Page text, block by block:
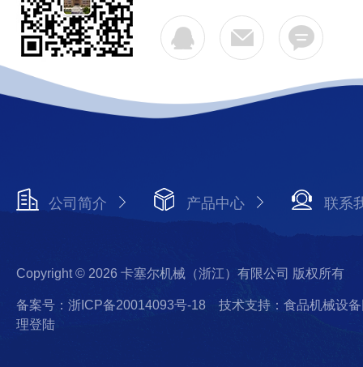
公司简介 产品中心 联系
Copyright © 2026 卡塞尔机械（浙江）有限公司 版权所有
备案号：浙ICP备20014093号-18
技术支持：食品机械设
理登陆